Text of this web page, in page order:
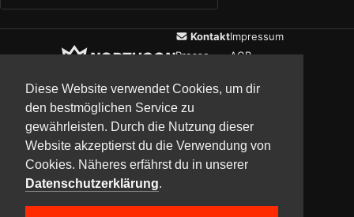
Diese Website verwendet Cookies, um dir
den bestmöglichen Service zu
gewährleisten. Durch die Nutzung dieser
Website akzeptierst du die Verwendung von
Cookies. Näheres erfährst du in unserer
Datenschutzerklärung.
Kontakt
Presse
Impressum
AGB
UpdatesCommunityMedia